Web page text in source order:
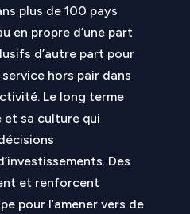
plus de 100 pays
en propre d’une part
d’autre part pour
hors pair dans
Le long terme
et sa culture qui
Des
et renforcent
pour l’amener vers de